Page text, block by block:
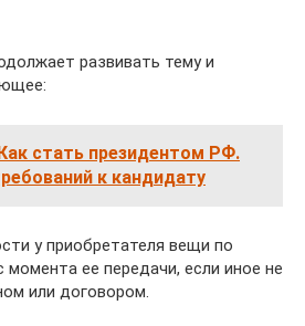
развивать тему и
стать президентом РФ.
к кандидату
у приобретателя вещи по
момента ее передачи, если иное не
или договором.